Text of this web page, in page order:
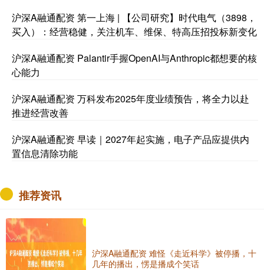
沪深A融通配资 第一上海 | 【公司研究】时代电气（3898，
买入）：经营稳健，关注机车、维保、特高压招投标新变化
沪深A融通配资 Palantir手握OpenAI与Anthropic都想要的核
心能力
沪深A融通配资 万科发布2025年度业绩预告，将全力以赴
推进经营改善
沪深A融通配资 早读｜2027年起实施，电子产品应提供内
置信息清除功能
推荐资讯
沪深A融通配资 难怪《走近科学》被停播，十
几年的播出，愣是播成个笑话